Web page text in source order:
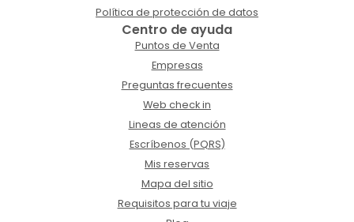
Política de protección de datos
Centro de ayuda
Puntos de Venta
Empresas
Preguntas frecuentes
Web check in
Lineas de atención
Escríbenos (PQRS)
Mis reservas
Mapa del sitio
Requisitos para tu viaje